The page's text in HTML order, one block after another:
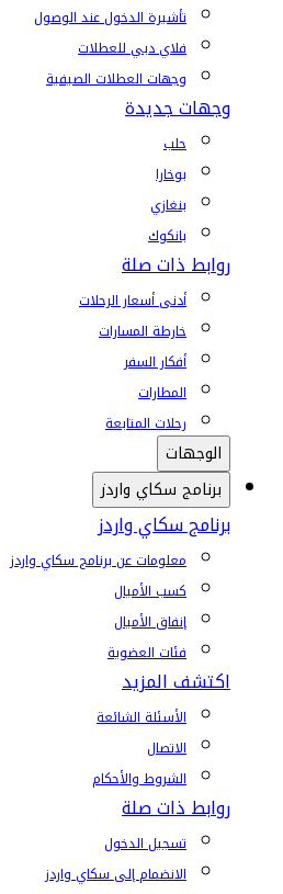
تأشيرة الدخول عند الوصول
فلاي دبي للعطلات
وجهات العطلات الصيفية
وجهات جديدة
حلب
بوخارا
بنغازي
بانكوك
روابط ذات صلة
أدنى أسعار الرحلات
خارطة المسارات
أفكار السفر
المطارات
رحلات المتابعة
الوجهات
برنامج سكاي واردز
برنامج سكاي واردز
معلومات عن برنامج سكاي واردز
كسب الأميال
إنفاق الأميال
فئات العضوية
اكتشف المزيد
الأسئلة الشائعة
الاتصال
الشروط والأحكام
روابط ذات صلة
تسجيل الدخول
الانضمام إلى سكاي واردز